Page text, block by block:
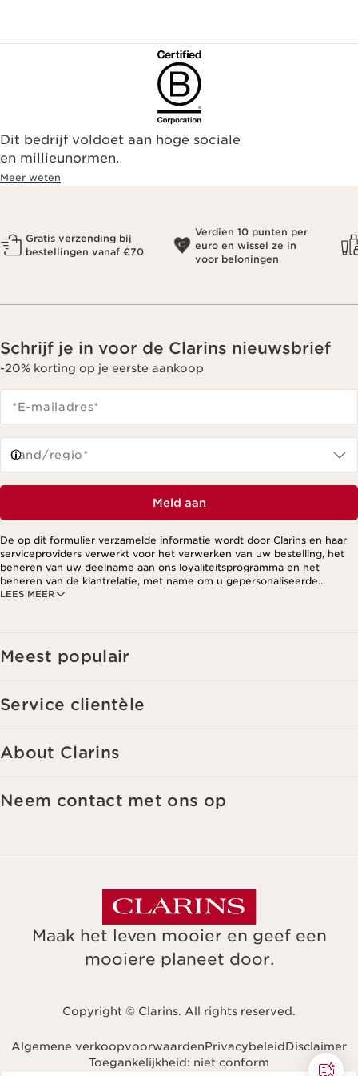
Dit bedrijf voldoet aan hoge sociale
en millieunormen.
Meer weten
Gratis verzending bij
bestellingen vanaf €70
Verdien 10 punten per
euro en wissel ze in
voor beloningen
Schrijf je in voor de Clarins nieuwsbrief
-20% korting op je eerste aankoop
*E-mailadres*
Land/regio*
Meld aan
LEES MEER
De op dit formulier verzamelde informatie wordt door Clarins en haar
serviceproviders verwerkt voor het verwerken van uw bestelling, het
beheren van uw deelname aan ons loyaliteitsprogramma en het
beheren van de klantrelatie, met name om u gepersonaliseerde
aanbiedingen te kunnen sturen op basis van uw eerdere aankopen en
Meest populair
Service clientèle
About Clarins
Neem contact met ons op
Maak het leven mooier en geef een
mooiere planeet door.
Copyright © Clarins. All rights reserved.
Algemene verkoopvoorwaardenPrivacybeleidDisclaimer
Toegankelijkheid: niet conform
Navigeren naar